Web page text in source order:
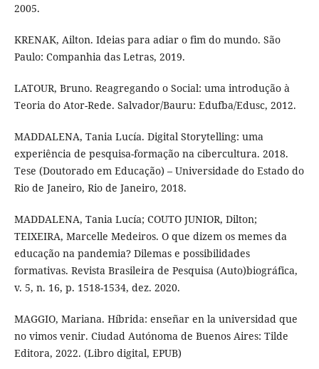
2005.
KRENAK, Ailton. Ideias para adiar o fim do mundo. São
Paulo: Companhia das Letras, 2019.
LATOUR, Bruno. Reagregando o Social: uma introdução à
Teoria do Ator-Rede. Salvador/Bauru: Edufba/Edusc, 2012.
MADDALENA, Tania Lucía. Digital Storytelling: uma
experiência de pesquisa-formação na cibercultura. 2018.
Tese (Doutorado em Educação) – Universidade do Estado do
Rio de Janeiro, Rio de Janeiro, 2018.
MADDALENA, Tania Lucía; COUTO JUNIOR, Dilton;
TEIXEIRA, Marcelle Medeiros. O que dizem os memes da
educação na pandemia? Dilemas e possibilidades
formativas. Revista Brasileira de Pesquisa (Auto)biográfica,
v. 5, n. 16, p. 1518-1534, dez. 2020.
MAGGIO, Mariana. Híbrida: enseñar en la universidad que
no vimos venir. Ciudad Autónoma de Buenos Aires: Tilde
Editora, 2022. (Libro digital, EPUB)